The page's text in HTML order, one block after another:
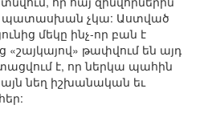
պատասխան չկա: Աստված
մեկը ինչ-որ բան է
«շայկայով» թափվում են այդ
է, որ ներկա պահին
նեղ իշխանական եւ